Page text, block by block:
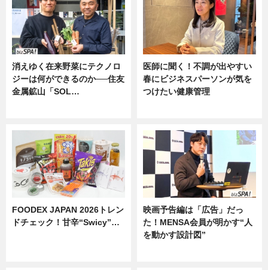
消えゆく在来野菜にテクノロ
ジーは何ができるのか──住友
金属鉱山「SOL…
医師に聞く！不調が出やすい
春にビジネスパーソンが気を
つけたい健康管理
FOODEX JAPAN 2026トレン
ドチェック！甘辛“Swicy”…
映画予告編は「広告」だっ
た！MENSA会員が明かす“人
を動かす設計図”